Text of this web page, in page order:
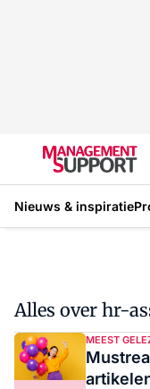
Nieuws & inspiratie
Alles over hr-
MEEST